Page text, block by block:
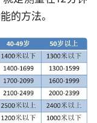
的方法。